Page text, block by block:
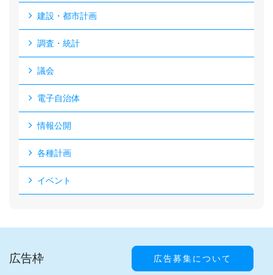
建設・都市計画
調査・統計
議会
電子自治体
情報公開
各種計画
イベント
広告枠 広告募集について